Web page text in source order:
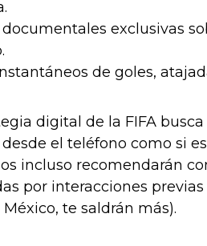
documentales exclusivas
de goles,
digital de la FIFA
el teléfono como si
incluso recomendarán
por interacciones
te saldrán más).